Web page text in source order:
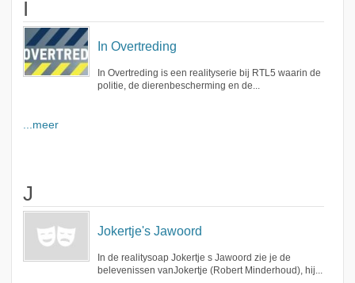
I
In Overtreding
In Overtreding is een realityserie bij RTL5 waarin de
politie, de dierenbescherming en de...
...meer
J
Jokertje's Jawoord
In de realitysoap Jokertje s Jawoord zie je de
belevenissen vanJokertje (Robert Minderhoud), hij...